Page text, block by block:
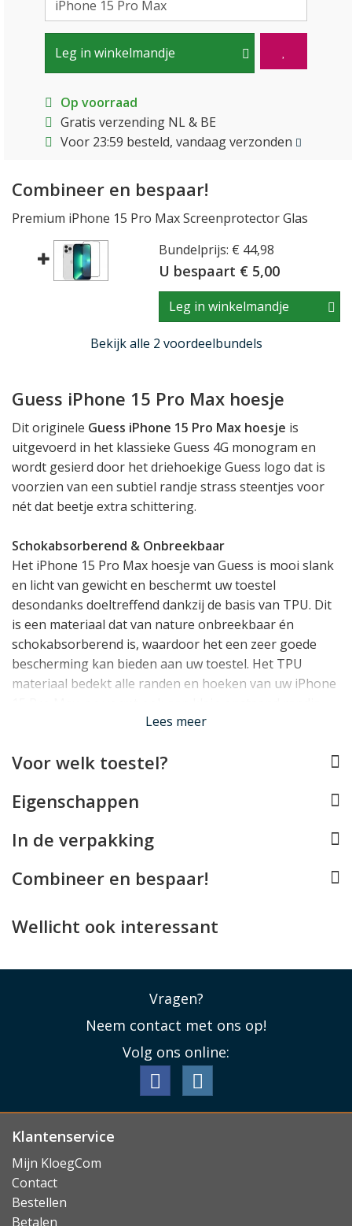
Leg in winkelmandje
Op voorraad
Gratis verzending NL & BE
Voor 23:59 besteld, vandaag verzonden
Combineer en bespaar!
Premium iPhone 15 Pro Max Screenprotector Glas
Bundelprijs: € 44,98
U bespaart € 5,00
Leg in winkelmandje
Bekijk alle 2 voordeelbundels
Guess iPhone 15 Pro Max hoesje
Dit originele Guess iPhone 15 Pro Max hoesje is
uitgevoerd in het klassieke Guess 4G monogram en
wordt gesierd door het driehoekige Guess logo dat is
voorzien van een subtiel randje strass steentjes voor
nét dat beetje extra schittering.
Schokabsorberend & Onbreekbaar
Het iPhone 15 Pro Max hoesje van Guess is mooi slank
en licht van gewicht en beschermt uw toestel
desondanks doeltreffend dankzij de basis van TPU. Dit
is een materiaal dat van nature onbreekbaar én
schokabsorberend is, waardoor het een zeer goede
bescherming kan bieden aan uw toestel. Het TPU
materiaal bedekt alle randen en hoeken van uw iPhone
Perfect op maat
iPhone 15 Pro Max en past daarom als gegoten. Alle
aansluiting blijft vrij en de camera's kunnen hun werk
laden met draadloze opladers, al biedt deze geen
Lees minder
Lees meer
Voor welk toestel?
Eigenschappen
In de verpakking
Combineer en bespaar!
Wellicht ook interessant
Vragen?
Neem contact met ons op!
Volg ons online:
Klantenservice
Mijn KloegCom
Contact
Bestellen
Betalen